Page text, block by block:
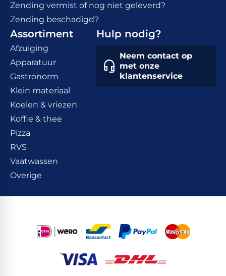
Zending vermist of nog niet geleverd?
Zending beschadigd?
Assortiment
Afzuiging
Apparatuur
Gastronorm
Klein materiaal
Koelen & vriezen
Koffie & thee
Pizza
RVS
Vaatwassen
Overige
Hulp nodig?
Neem contact op
met onze
klantenservice